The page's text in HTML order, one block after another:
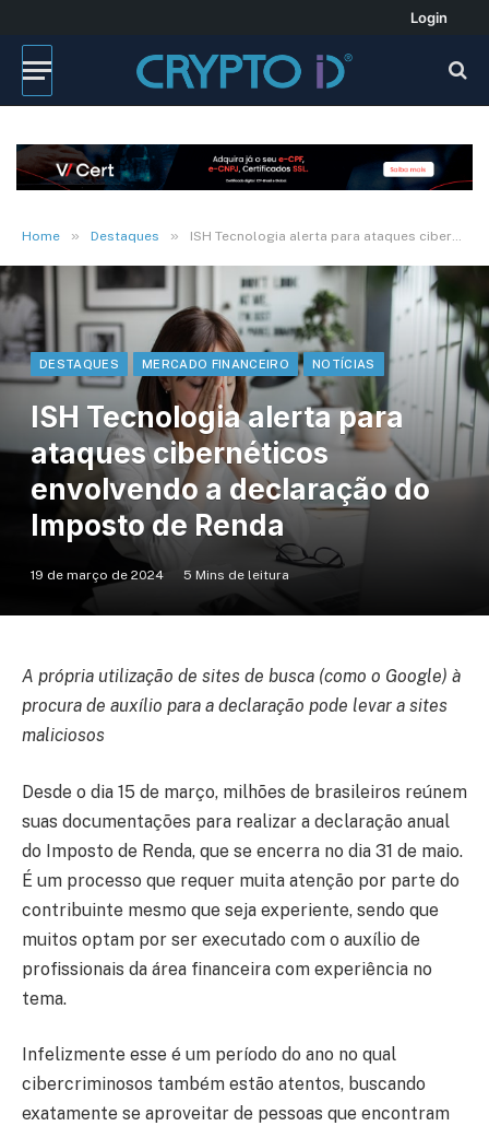
Login
Home » Destaques » ISH Tecnologia alerta para ataques cibernéticos envolvendo a declaração do Imposto de Renda
DESTAQUES MERCADO FINANCEIRO NOTÍCIAS
ISH Tecnologia alerta para
ataques cibernéticos
envolvendo a declaração do
Imposto de Renda
19 de março de 2024 5 Mins de leitura
A própria utilização de sites de busca (como o Google) à
procura de auxílio para a declaração pode levar a sites
maliciosos
Desde o dia 15 de março, milhões de brasileiros reúnem
suas documentações para realizar a declaração anual
do Imposto de Renda, que se encerra no dia 31 de maio.
É um processo que requer muita atenção por parte do
contribuinte mesmo que seja experiente, sendo que
muitos optam por ser executado com o auxílio de
profissionais da área financeira com experiência no
tema.
Infelizmente esse é um período do ano no qual
cibercriminosos também estão atentos, buscando
exatamente se aproveitar de pessoas que encontram